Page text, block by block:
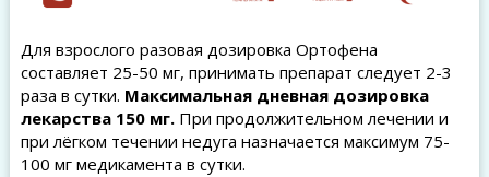
Для взрослого разовая дозировка Ортофена
составляет 25-50 мг, принимать препарат следует 2-3
раза в сутки. Максимальная дневная дозировка
лекарства 150 мг.При продолжительном лечении и
при лёгком течении недуга назначается максимум 75-
100 мг медикамента в сутки.